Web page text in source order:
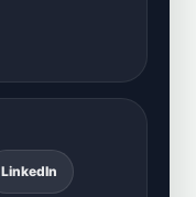
LinkedIn